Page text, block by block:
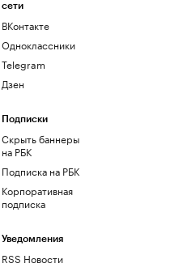
сети
ВКонтакте
Одноклассники
Telegram
Дзен
Подписки
Скрыть баннеры
на РБК
Подписка на РБК
Корпоративная
подписка
Уведомления
RSS Новости